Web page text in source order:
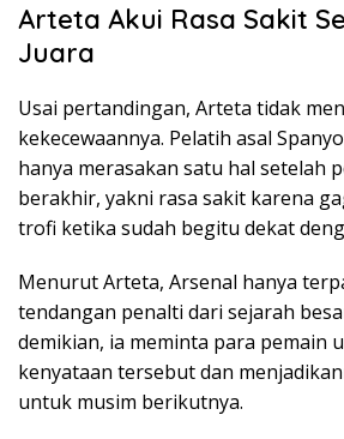
Arteta Akui Rasa Sakit
Juara
Usai pertandingan, Arteta tidak
kekecewaannya. Pelatih asal
hanya merasakan satu hal setelah
berakhir, yakni rasa sakit karena
trofi ketika sudah begitu dekat
Menurut Arteta, Arsenal hanya
tendangan penalti dari sejarah
demikian, ia meminta para pemain
kenyataan tersebut dan
untuk musim berikutnya.